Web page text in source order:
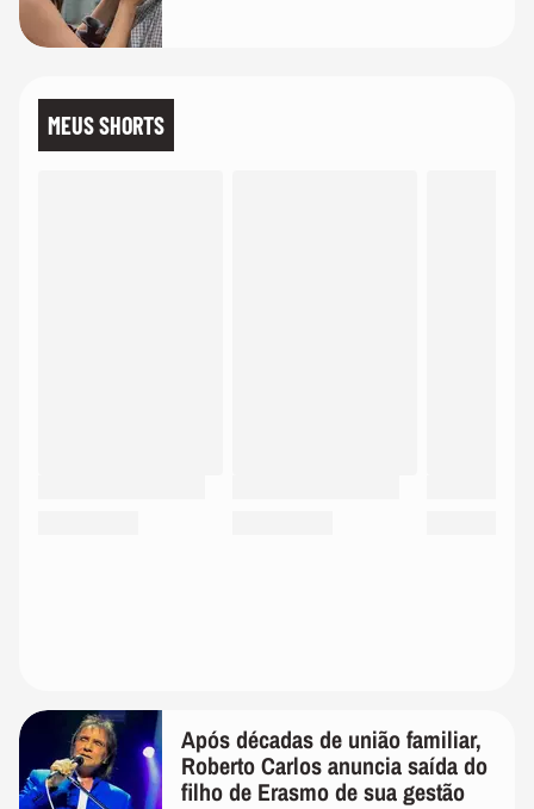
MEUS SHORTS
Após décadas de união familiar,
Roberto Carlos anuncia saída do
filho de Erasmo de sua gestão